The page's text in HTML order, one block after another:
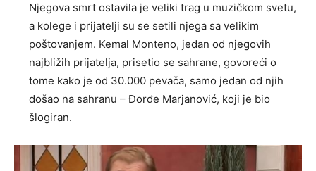
Njegova smrt ostavila je veliki trag u muzičkom svetu,
a kolege i prijatelji su se setili njega sa velikim
poštovanjem. Kemal Monteno, jedan od njegovih
najbližih prijatelja, prisetio se sahrane, govoreći o
tome kako je od 30.000 pevača, samo jedan od njih
došao na sahranu – Đorđe Marjanović, koji je bio
šlogiran.